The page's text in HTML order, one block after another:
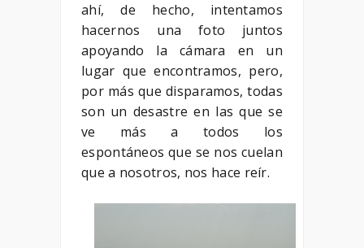
ahí, de hecho, intentamos
hacernos una foto juntos
apoyando la cámara en un
lugar que encontramos, pero,
por más que disparamos, todas
son un desastre en las que se
ve más a todos los
espontáneos que se nos cuelan
que a nosotros, nos hace reír.